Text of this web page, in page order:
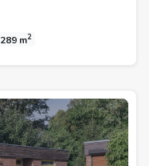
289 m2